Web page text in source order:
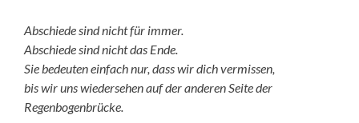
Abschiede sind nicht für immer.
Abschiede sind nicht das Ende.
Sie bedeuten einfach nur, dass wir dich vermissen,
bis wir uns wiedersehen auf der anderen Seite der
Regenbogenbrücke.